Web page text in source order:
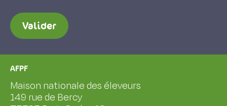
Valider
AFPF
Maison nationale des éleveurs
149 rue de Bercy